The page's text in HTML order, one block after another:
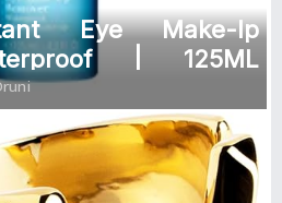
Eye Make-Ip
| 125ML
bifásico para ojos